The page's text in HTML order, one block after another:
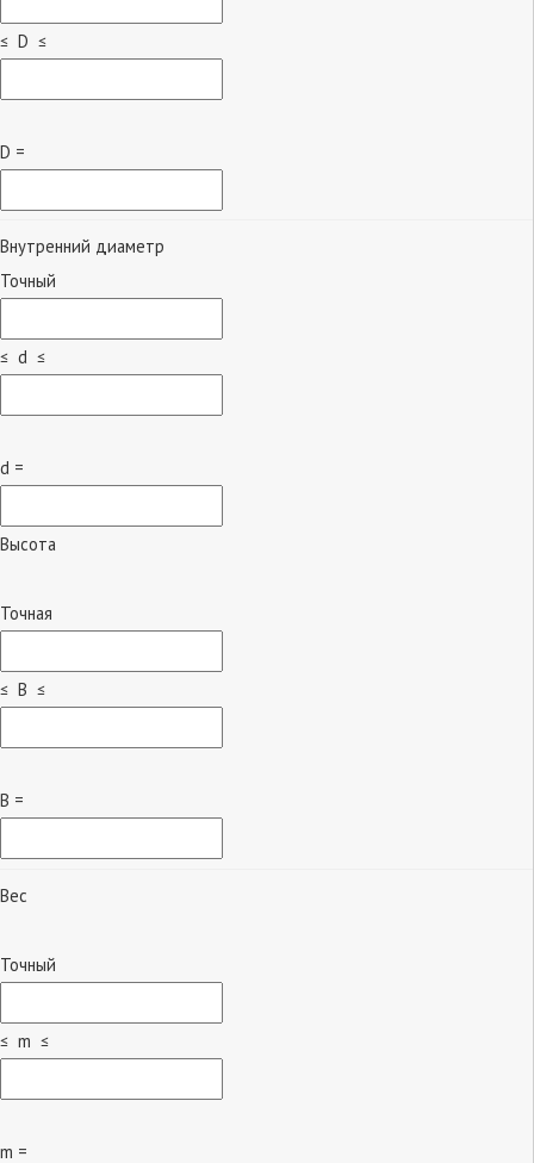
≤ D ≤
D =
Внутренний диаметр
Точный
≤ d ≤
d =
Высота
Точная
≤ B ≤
B =
Вес
Точный
≤ m ≤
m =